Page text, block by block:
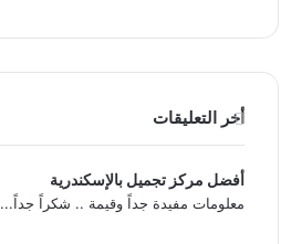
أخر التعليقات
أفضل مركز تجميل بالإسكندرية
معلومات مفيدة جداً وقيمة .. شكراً جداً...